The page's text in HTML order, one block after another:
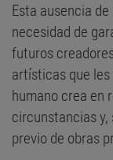
Esta ausencia
necesidad de
futuros
artísticas que
humano crea en
circunstancias
previo de obras